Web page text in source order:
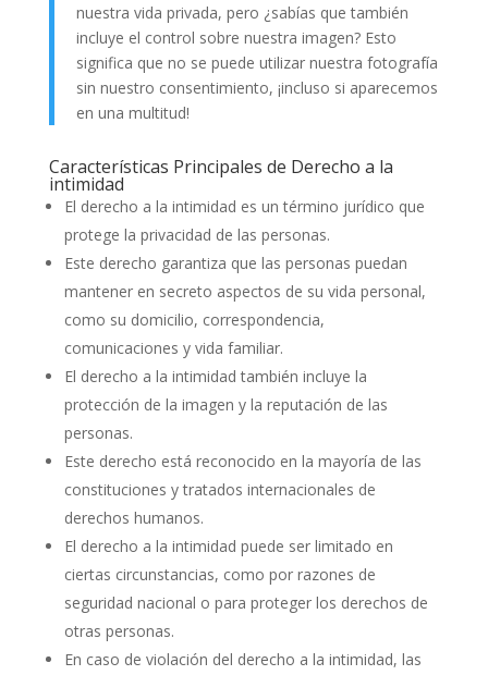
nuestra vida privada, pero ¿sabías que también
incluye el control sobre nuestra imagen? Esto
significa que no se puede utilizar nuestra fotografía
sin nuestro consentimiento, ¡incluso si aparecemos
en una multitud!
Características Principales de Derecho a la
intimidad
El derecho a la intimidad es un término jurídico que
protege la privacidad de las personas.
Este derecho garantiza que las personas puedan
mantener en secreto aspectos de su vida personal,
como su domicilio, correspondencia,
comunicaciones y vida familiar.
El derecho a la intimidad también incluye la
protección de la imagen y la reputación de las
personas.
Este derecho está reconocido en la mayoría de las
constituciones y tratados internacionales de
derechos humanos.
El derecho a la intimidad puede ser limitado en
ciertas circunstancias, como por razones de
seguridad nacional o para proteger los derechos de
otras personas.
En caso de violación del derecho a la intimidad, las